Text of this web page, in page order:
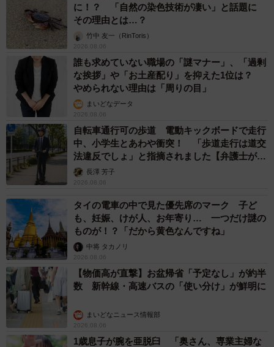
に！？ 「自然の染色技術が凄い」と話題に
その理由とは…？
竹中 友一（RinToris）
2026.08.06
誰も求めていない職場の「謎マナー」、「過剰
な挨拶」や「お土産配り」を抑えた1位は？
やめられない理由は「周りの目」
まいどなデータ
2026.08.06
自転車通行可の歩道 電動キックボードで走行
中、小学生とあわや衝突！ 「歩道走行は道交
法違反でしょ」と指摘されました【弁護士が解
説】長澤 芳子
2026.08.06
タイの電車の中で見た優先席のマーク 子ど
も、妊娠、けが人、お年寄り… 一つだけ謎の
ものが！？「だから黄色なんですね」
中将 タカノリ
2026.08.06
【物価高が直撃】お盆帰省「予定なし」が約半
数 新幹線・高速バスの「使い分け」が鮮明に
まいどなニュース情報部
2026.08.06
1歳息子が腕を亜脱臼 「奥さん、専業主婦な